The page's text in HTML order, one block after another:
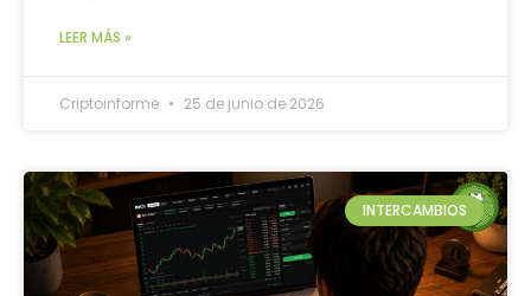
LEER MÁS »
Criptoinforme 25 de junio de 2026
INTERCAMBIOS